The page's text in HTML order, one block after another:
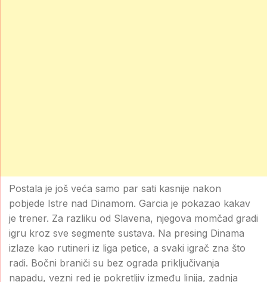
Postala je još veća samo par sati kasnije nakon
pobjede Istre nad Dinamom. Garcia je pokazao kakav
je trener. Za razliku od Slavena, njegova momčad gradi
igru kroz sve segmente sustava. Na presing Dinama
izlaze kao rutineri iz liga petice, a svaki igrač zna što
radi. Bočni braniči su bez ograda priključivanja
napadu, vezni red je pokretljiv između linija, zadnja